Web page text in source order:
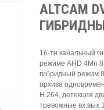
ALTCAM
16-ти канальный
режиме AHD 4Mп 8
гибридный режим
архива
H.264, детекция
тревожные вх.вых